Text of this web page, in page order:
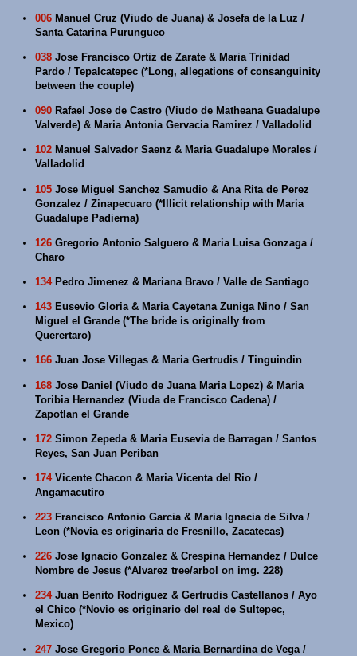
006 Manuel Cruz (Viudo de Juana) & Josefa de la Luz /
Santa Catarina Purungueo
038 Jose Francisco Ortiz de Zarate & Maria Trinidad
Pardo / Tepalcatepec (*Long, allegations of consanguinity
between the couple)
090 Rafael Jose de Castro (Viudo de Matheana Guadalupe
Valverde) & Maria Antonia Gervacia Ramirez / Valladolid
102 Manuel Salvador Saenz & Maria Guadalupe Morales /
Valladolid
105 Jose Miguel Sanchez Samudio & Ana Rita de Perez
Gonzalez / Zinapecuaro (*Illicit relationship with Maria
Guadalupe Padierna)
126 Gregorio Antonio Salguero & Maria Luisa Gonzaga /
Charo
134Pedro Jimenez & Mariana Bravo / Valle de Santiago
143 Eusevio Gloria & Maria Cayetana Zuniga Nino / San
Miguel el Grande (*The bride is originally from
Querertaro)
166 Juan Jose Villegas & Maria Gertrudis / Tinguindin
168 Jose Daniel (Viudo de Juana Maria Lopez) & Maria
Toribia Hernandez (Viuda de Francisco Cadena) /
Zapotlan el Grande
172 Simon Zepeda & Maria Eusevia de Barragan / Santos
Reyes, San Juan Periban
174Vicente Chacon & Maria Vicenta del Rio /
Angamacutiro
223 Francisco Antonio Garcia & Maria Ignacia de Silva /
Leon (*Novia es originaria de Fresnillo, Zacatecas)
226 Jose Ignacio Gonzalez & Crespina Hernandez / Dulce
Nombre de Jesus (*Alvarez tree/arbol on img. 228)
234Juan Benito Rodriguez & Gertrudis Castellanos / Ayo
el Chico (*Novio es originario del real de Sultepec,
Mexico)
247 Jose Gregorio Ponce & Maria Bernardina de Vega /